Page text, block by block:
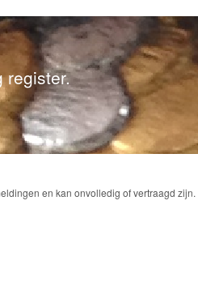
register.
en kan onvolledig of vertraagd zijn.